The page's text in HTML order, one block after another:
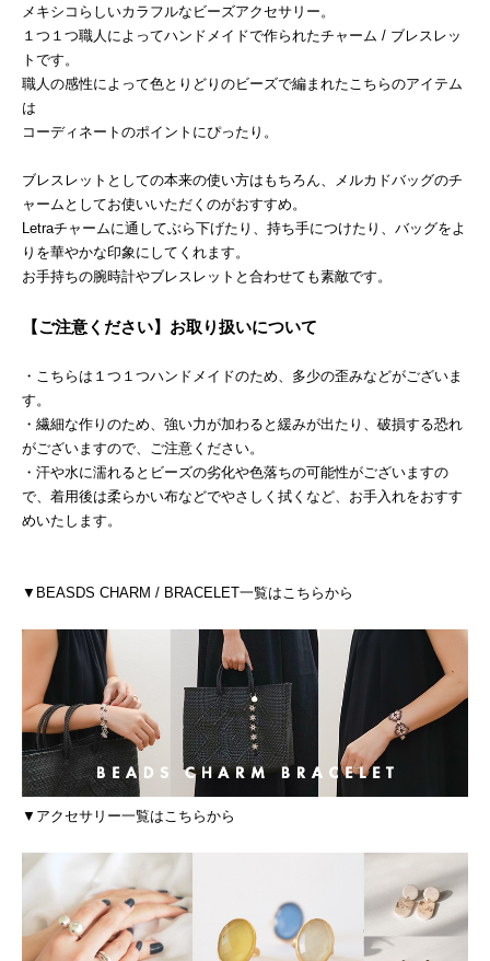
メキシコらしいカラフルなビーズアクセサリー。
１つ１つ職人によってハンドメイドで作られたチャーム / ブレスレッ
トです。
職人の感性によって色とりどりのビーズで編まれたこちらのアイテム
は
コーディネートのポイントにぴったり。
ブレスレットとしての本来の使い方はもちろん、メルカドバッグのチ
ャームとしてお使いいただくのがおすすめ。
Letraチャームに通してぶら下げたり、持ち手につけたり、バッグをよ
りを華やかな印象にしてくれます。
お手持ちの腕時計やブレスレットと合わせても素敵です。
【ご注意ください】お取り扱いについて
・こちらは１つ１つハンドメイドのため、多少の歪みなどがございま
す。
・繊細な作りのため、強い力が加わると緩みが出たり、破損する恐れ
がございますので、ご注意ください。
・汗や水に濡れるとビーズの劣化や色落ちの可能性がございますの
で、着用後は柔らかい布などでやさしく拭くなど、お手入れをおすす
めいたします。
▼BEASDS CHARM / BRACELET一覧はこちらから
▼アクセサリー一覧はこちらから